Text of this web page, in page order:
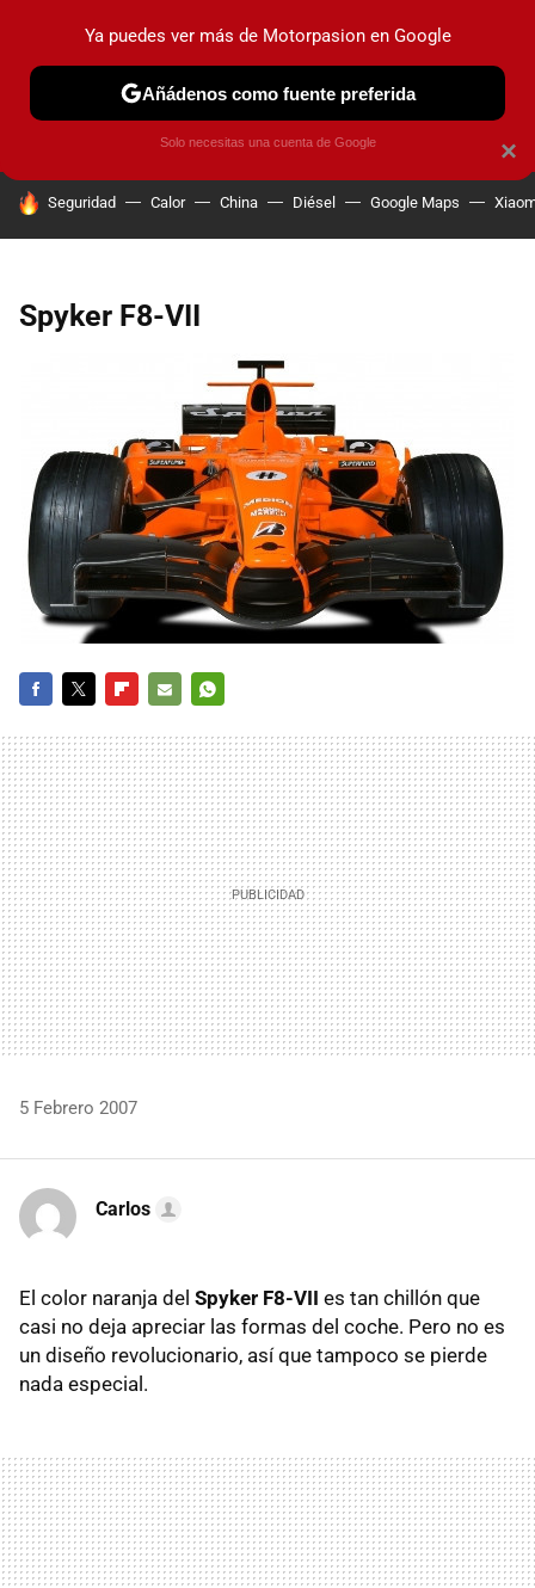
PRUEBAS COCHES ELÉCTRICOS OBSERVATORIO
HOY SE HABLA DE
Seguridad Calor China Diésel Google Maps
Spyker F8-VII
MAIL
5 Febrero 2007
Carlos
El color naranja del Spyker F8-VII es tan chillón que
casi no deja apreciar las formas del coche. Pero no es
un diseño revolucionario, así que tampoco se pierde
nada especial.
×
Ya puedes ver más de Motorpasion en Google
Añádenos como fuente preferida
Solo necesitas una cuenta de Google